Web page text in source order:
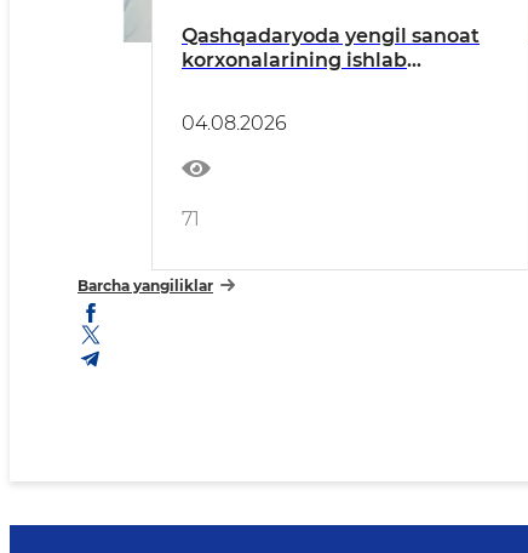
Qashqadaryoda yengil sanoat
korxonalarining ishlab
04.08.2026
71
Barcha yangiliklar